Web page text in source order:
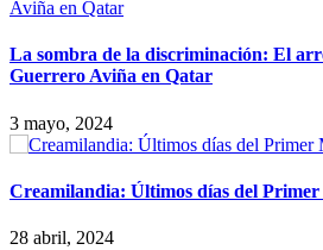
La sombra de la discriminación: El
Guerrero Aviña en Qatar
3 mayo, 2024
Creamilandia: Últimos días del Primer
28 abril, 2024